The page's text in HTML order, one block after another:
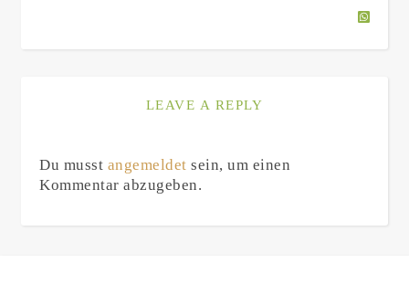
LEAVE A REPLY
Du musst angemeldet sein, um einen
Kommentar abzugeben.